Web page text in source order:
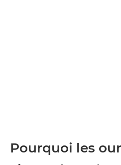
Pourquoi les